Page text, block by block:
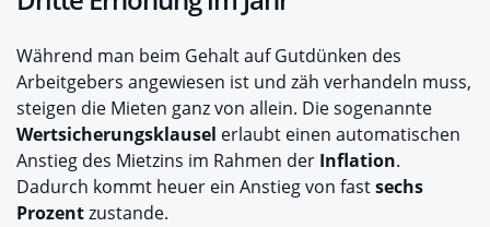
Während man beim Gehalt auf Gutdünken des
Arbeitgebers angewiesen ist und zäh verhandeln muss,
steigen die Mieten ganz von allein. Die sogenannte
Wertsicherungsklausel erlaubt einen automatischen
Anstieg des Mietzins im Rahmen der Inflation.
Dadurch kommt heuer ein Anstieg von fastsechs
Prozentzustande.